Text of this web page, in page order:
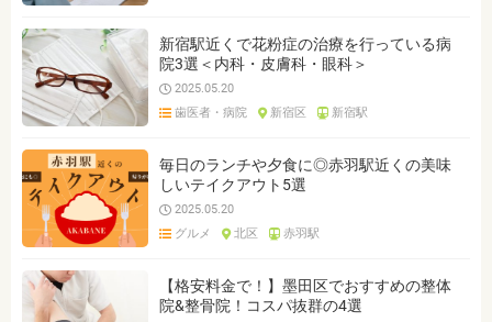
新宿駅近くで花粉症の治療を行っている病
院3選＜内科・皮膚科・眼科＞
2025.05.20
歯医者・病院
新宿区 新宿駅
毎日のランチや夕食に◎赤羽駅近くの美味
しいテイクアウト5選
2025.05.20
グルメ
北区 赤羽駅
【格安料金で！】墨田区でおすすめの整体
院&整骨院！コスパ抜群の4選